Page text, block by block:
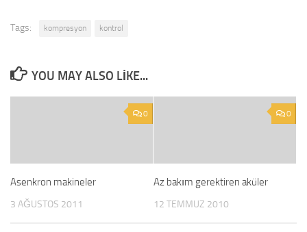
Tags: kompresyon kontrol
YOU MAY ALSO LIKE...
0
Asenkron makineler
3 AĞUSTOS 2011
0
Az bakım gerektiren aküler
12 TEMMUZ 2010